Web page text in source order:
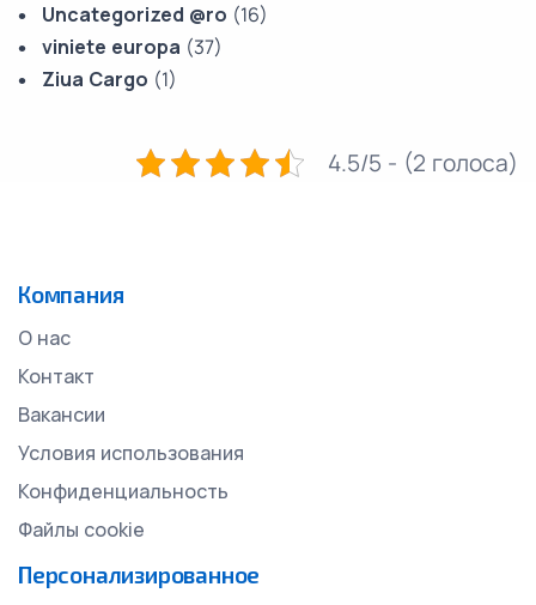
Uncategorized @ro (16)
viniete europa (37)
Ziua Cargo (1)
4.5/5 - (2 голоса)
Компания
О нас
Контакт
Вакансии
Условия использования
Конфиденциальность
Файлы cookie
Персонализированное